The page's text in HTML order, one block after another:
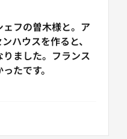
フの曽木様と。ア
ハウスを作ると、
ました。フランス
たです。